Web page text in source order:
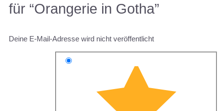
für “Orangerie in Gotha”
Deine E-Mail-Adresse wird nicht veröffentlicht